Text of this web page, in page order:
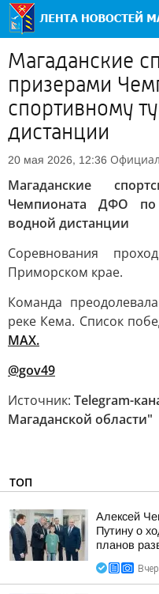
Магаданские
призерами
спортивному
дистанции
20 мая 2026, 12:36
Магаданские
Чемпионата ДФО по
водной дистанции
Соревнования
Приморском крае.
Команда
реке Кема. Список
MAX.
@gov49
Источник: Telegram-
Магаданской области"
ТОП
Алексей
Путину о
планов